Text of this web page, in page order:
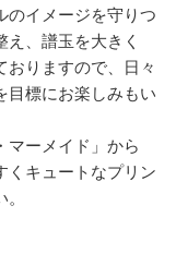
のイメージを守りつ
、譜玉を大きく
おりますので、日々
目標にお楽しみもい
マーメイド」から
くキュートなプリン